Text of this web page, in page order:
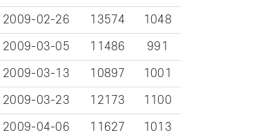
2009-02-26 13574 1048
2009-03-05 11486 991
2009-03-13 10897 1001
2009-03-23 12173 1100
2009-04-06 11627 1013